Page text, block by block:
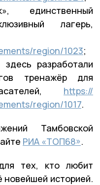
единственный
лагерь,
region/1023;
разработали
тренажёр для
https://
region/1017.
Тамбовской
РИА «ТОП68».
тех, кто любит
новейшей историей.